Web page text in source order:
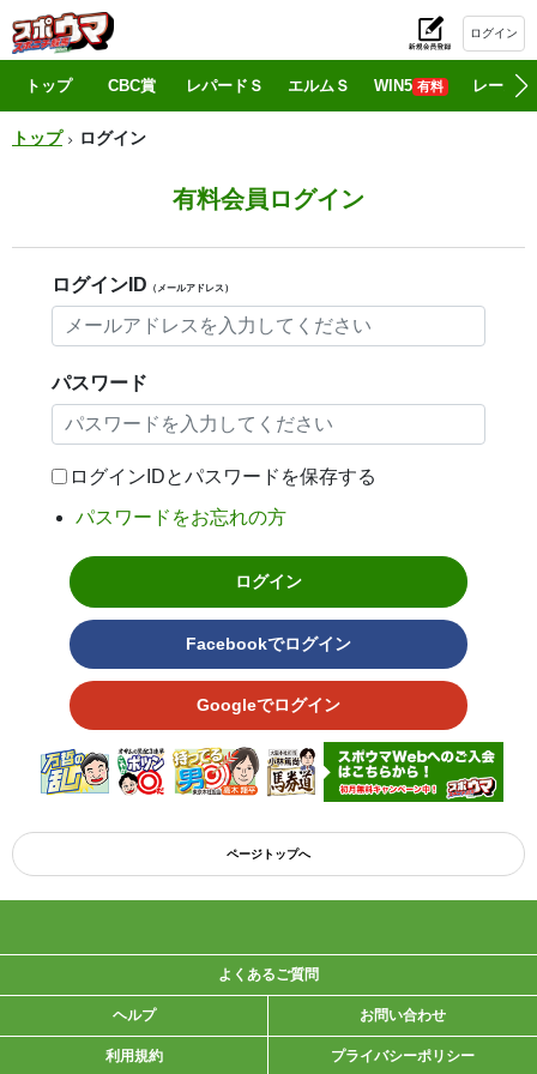
ログイン
トップ CBC賞 レパードＳ エルムＳ WIN5 有料 レース
トップ ログイン
有料会員ログイン
ログインID （メールアドレス）
パスワード
ログインIDとパスワードを保存する
パスワードをお忘れの方
ログイン
Facebookでログイン
Googleでログイン
ページトップへ
よくあるご質問
ヘルプ お問い合わせ
利用規約 プライバシーポリシー